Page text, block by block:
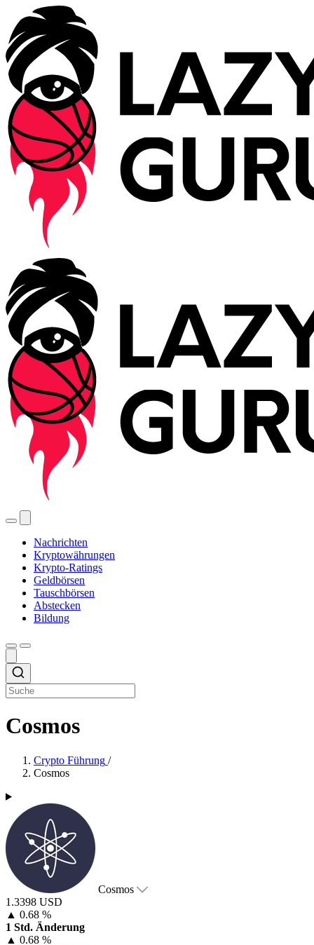
Nachrichten
Kryptowährungen
Krypto-Ratings
Geldbörsen
Tauschbörsen
Abstecken
Bildung
Cosmos
Crypto Führung /
Cosmos
Cosmos
1.3398 USD
▲ 0.68 %
1 Std. Änderung
▲ 0.68 %